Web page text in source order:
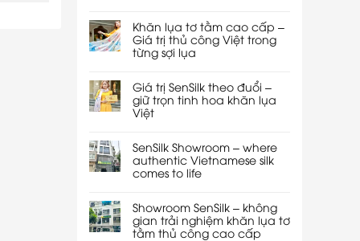
Khăn lụa tơ tằm cao cấp –
Giá trị thủ công Việt trong
từng sợi lụa
Giá trị SenSilk theo đuổi –
giữ trọn tinh hoa khăn lụa
Việt
SenSilk Showroom – where
authentic Vietnamese silk
comes to life
Showroom SenSilk – không
gian trải nghiệm khăn lụa tơ
tằm thủ công cao cấp